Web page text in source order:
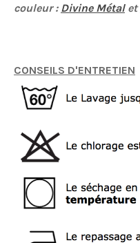
couleur : Divine Métalet
CONSEILS D'ENTRETIEN